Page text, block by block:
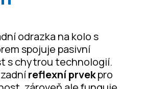
odrazka na kolo s
spojuje pasivní
s chytrou technologií.
reflexní prvekpro